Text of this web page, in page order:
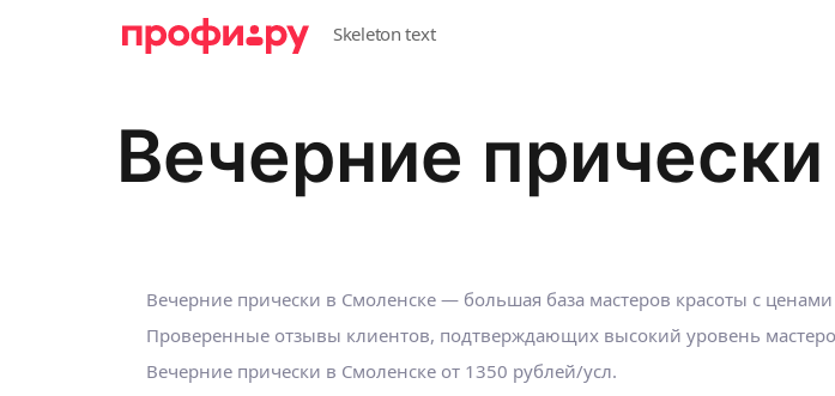
Вечерние
Вечерние прически в Смоленске — большая база мастеров красоты с
Проверенные отзывы клиентов, подтверждающих высокий уровень
Вечерние прически в Смоленске от 1350 рублей/усл.